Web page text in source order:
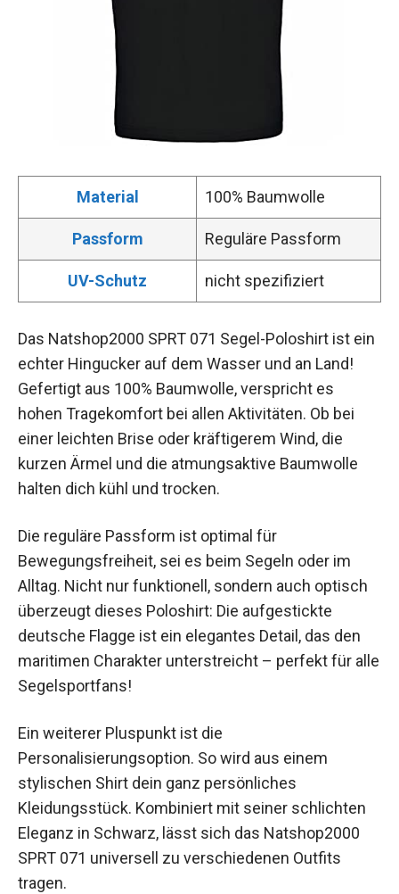
Material 100% Baumwolle
Passform Reguläre Passform
UV-Schutz nicht spezifiziert
Das Natshop2000 SPRT 071 Segel-Poloshirt ist ein
echter Hingucker auf dem Wasser und an Land!
Gefertigt aus 100% Baumwolle, verspricht es
hohen Tragekomfort bei allen Aktivitäten. Ob bei
einer leichten Brise oder kräftigerem Wind, die
kurzen Ärmel und die atmungsaktive Baumwolle
halten dich kühl und trocken.
Die reguläre Passform ist optimal für
Bewegungsfreiheit, sei es beim Segeln oder im
Alltag. Nicht nur funktionell, sondern auch optisch
überzeugt dieses Poloshirt: Die aufgestickte
deutsche Flagge ist ein elegantes Detail, das den
maritimen Charakter unterstreicht – perfekt für alle
Segelsportfans!
Ein weiterer Pluspunkt ist die
Personalisierungsoption. So wird aus einem
stylischen Shirt dein ganz persönliches
Kleidungsstück. Kombiniert mit seiner schlichten
Eleganz in Schwarz, lässt sich das Natshop2000
SPRT 071 universell zu verschiedenen Outfits
tragen.